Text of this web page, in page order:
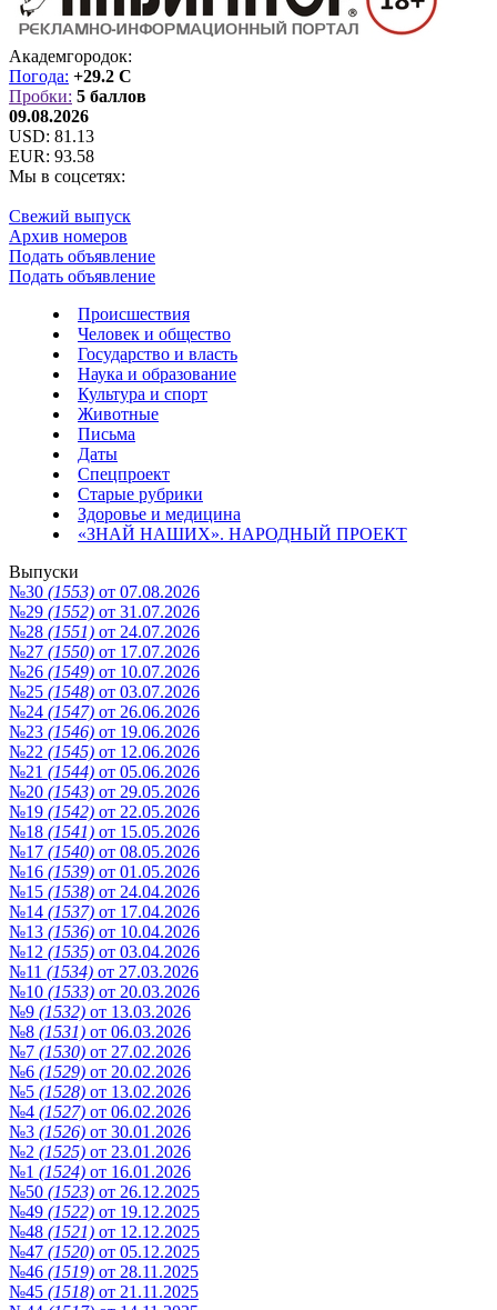
Академгородок:
Погода: +29.2 C
Пробки: 5 баллов
09.08.2026
USD: 81.13
EUR: 93.58
Мы в соцсетях:
Свежий выпуск
Архив номеров
Подать объявление
Подать объявление
Происшествия
Человек и общество
Государство и власть
Наука и образование
Культура и спорт
Животные
Письма
Даты
Спецпроект
Старые рубрики
Здоровье и медицина
«ЗНАЙ НАШИХ». НАРОДНЫЙ ПРОЕКТ
Выпуски
№30 (1553) от 07.08.2026
№29 (1552) от 31.07.2026
№28 (1551) от 24.07.2026
№27 (1550) от 17.07.2026
№26 (1549) от 10.07.2026
№25 (1548) от 03.07.2026
№24 (1547) от 26.06.2026
№23 (1546) от 19.06.2026
№22 (1545) от 12.06.2026
№21 (1544) от 05.06.2026
№20 (1543) от 29.05.2026
№19 (1542) от 22.05.2026
№18 (1541) от 15.05.2026
№17 (1540) от 08.05.2026
№16 (1539) от 01.05.2026
№15 (1538) от 24.04.2026
№14 (1537) от 17.04.2026
№13 (1536) от 10.04.2026
№12 (1535) от 03.04.2026
№11 (1534) от 27.03.2026
№10 (1533) от 20.03.2026
№9 (1532) от 13.03.2026
№8 (1531) от 06.03.2026
№7 (1530) от 27.02.2026
№6 (1529) от 20.02.2026
№5 (1528) от 13.02.2026
№4 (1527) от 06.02.2026
№3 (1526) от 30.01.2026
№2 (1525) от 23.01.2026
№1 (1524) от 16.01.2026
№50 (1523) от 26.12.2025
№49 (1522) от 19.12.2025
№48 (1521) от 12.12.2025
№47 (1520) от 05.12.2025
№46 (1519) от 28.11.2025
№45 (1518) от 21.11.2025